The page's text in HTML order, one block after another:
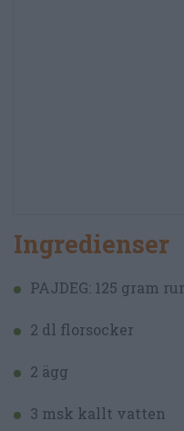
Ingredienser
PAJDEG: 125 gram
2 dl florsocker
2 ägg
3 msk kallt vatten